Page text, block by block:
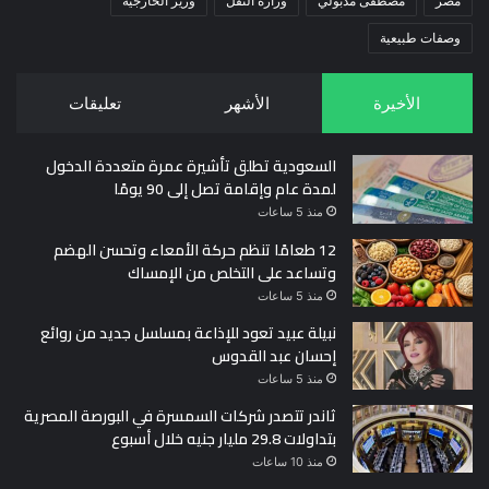
وصفات طبيعية
الأخيرة الأشهر تعليقات
السعودية تطلق تأشيرة عمرة متعددة الدخول
لمدة عام وإقامة تصل إلى 90 يومًا
منذ 5 ساعات
12 طعامًا تنظم حركة الأمعاء وتحسن الهضم
وتساعد على التخلص من الإمساك
منذ 5 ساعات
نبيلة عبيد تعود للإذاعة بمسلسل جديد من روائع
إحسان عبد القدوس
منذ 5 ساعات
ثاندر تتصدر شركات السمسرة في البورصة المصرية
بتداولات 29.8 مليار جنيه خلال أسبوع
منذ 10 ساعات